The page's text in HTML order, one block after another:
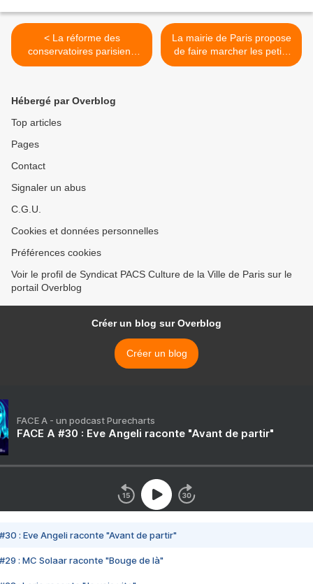
< La réforme des
conservatoires parisiens
tombe à l'eau
La mairie de Paris propose
de faire marcher les petits
vieux qui fréquentent la
Hébergé par Overblog
Top articles
Pages
Contact
Signaler un abus
C.G.U.
Cookies et données personnelles
Préférences cookies
Voir le profil de Syndicat PACS Culture de la Ville de Paris sur le
portail Overblog
Créer un blog sur Overblog
Créer un blog
FACE A - un podcast Purecharts
FACE A #30 : Eve Angeli raconte "Avant de partir"
#30 : Eve Angeli raconte "Avant de partir"
#29 : MC Solaar raconte "Bouge de là"